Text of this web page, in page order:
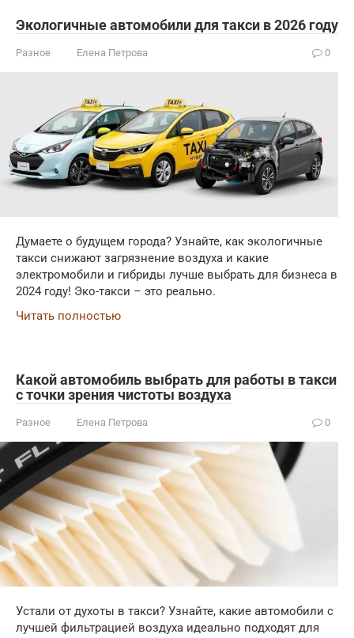
Экологичные автомобили для такси в 2026 году
Разное Елена Петрова 0
Думаете о будущем города? Узнайте, как экологичные
такси снижают загрязнение воздуха и какие
электромобили и гибриды лучше выбрать для бизнеса в
2024 году! Эко-такси – это реально.
Читать полностью
Какой автомобиль выбрать для работы в такси
с точки зрения чистоты воздуха
Разное Елена Петрова 0
Устали от духоты в такси? Узнайте, какие автомобили с
лучшей фильтрацией воздуха идеально подходят для